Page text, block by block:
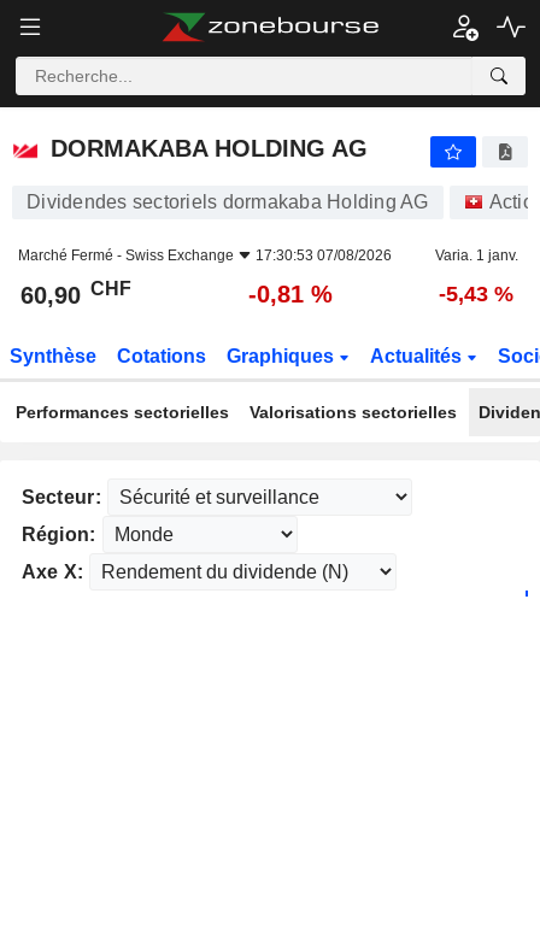
DORMAKABA HOLDING AG
Dividendes sectoriels dormakaba Holding AG
Marché Fermé - Swiss Exchange 17:30:53 07/08/2026 Varia. 1 janv.
60,90 CHF -0,81 % -5,43 %
Synthèse Cotations Graphiques Actualités
Performances sectorielles Valorisations sectorielles
Secteur:
Région:
Axe X: